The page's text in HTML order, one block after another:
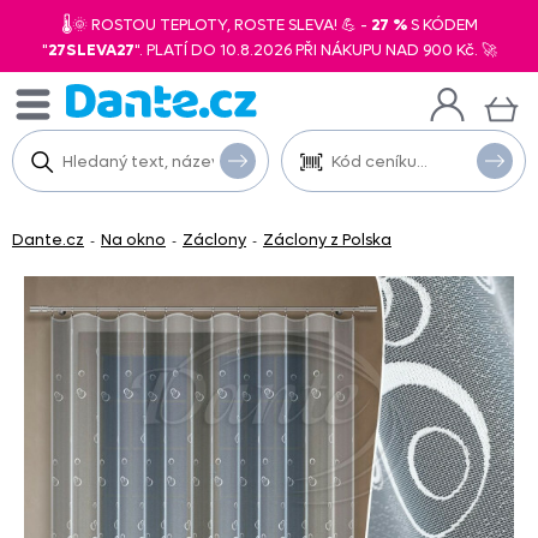
🌡️🌞 ROSTOU TEPLOTY, ROSTE SLEVA! 💪 - 27 %S KÓDEM
"27SLEVA27". PLATÍ DO 10.8.2026 PŘI NÁKUPU NAD 900 Kč. 🚀
Dante.cz - Na okno - Záclony - Záclony z Polska